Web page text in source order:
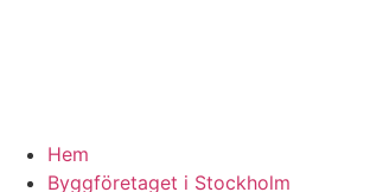
Hem
Byggföretaget i Stockholm